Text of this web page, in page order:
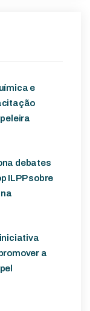
e
debates
ILPP sobre
a